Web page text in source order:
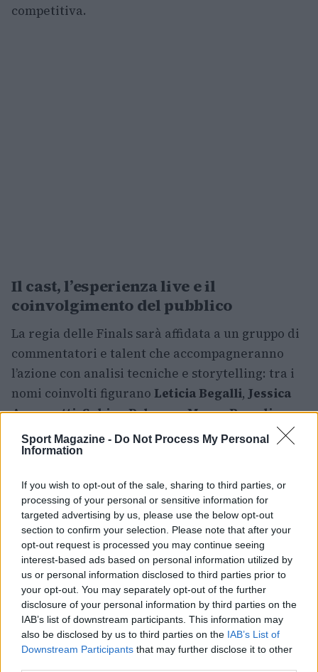
Sport Magazine - Do Not Process My Personal
Information
If you wish to opt-out of the sale, sharing to third parties, or
processing of your personal or sensitive information for
targeted advertising by us, please use the below opt-out
section to confirm your selection. Please note that after your
opt-out request is processed you may continue seeing
interest-based ads based on personal information utilized by
us or personal information disclosed to third parties prior to
your opt-out. You may separately opt-out of the further
disclosure of your personal information by third parties on the
IAB’s list of downstream participants. This information may
also be disclosed by us to third parties on the IAB’s List of
Downstream Participants that may further disclose it to other
competitiva.
Il cast, l’esperienza live e il
coinvolgimento del pubblico
La regia delle Finals sarà affidata a un gruppo di
commentatori e talent che accompagneranno
l’azione con analisi tecniche e storytelling: tra i
nomi coinvolti figurano Leticia Begalli, Jessica
Armanetti,Sabino Palermo,Marco Brandino,
Marco Bianchi (DrWhi7es)eMatteo Ribera . A
questi si aggiungerà
Community Eventdel 2 maggio offre poi al
pubblico la possibilità concreta di salire sul palco
e sfidare i pro player, trasformando lo spettacolo
in un’esperienza partecipativa e diretta.
Per chi non potrà essere presente al Padiglione 6
– Esports Stage, la copertura streaming
garantirà di vivere ogni emozione in tempo
reale. Tra strategie di squadra, micro-dettagli di